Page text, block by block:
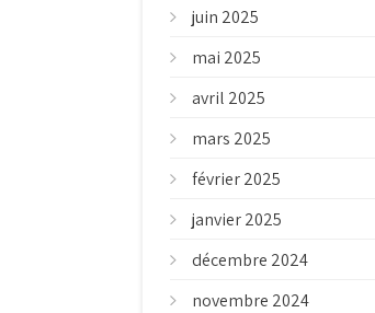
juin 2025
mai 2025
avril 2025
mars 2025
février 2025
janvier 2025
décembre 2024
novembre 2024